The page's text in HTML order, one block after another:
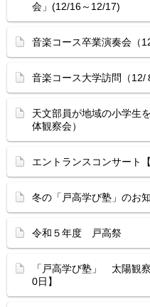
会」(12/16～12/17)
音楽コース卒業演奏会（
音楽コース大学訪問（12/
天文部員が地域の小学生
体観察会）
エントランスコンサート
冬の「戸高学び塾」のお
令和５年度 戸高祭
「戸高学び塾」 太陽観
0日】